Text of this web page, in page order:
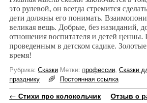
это рулевой, он всегда стремится
дети должны его понимать.
великая вещь. Добрые, без назиданий,
отношения воспитателя и детей ценны.
проведенным в детском садике.
время!
Рубрика: Сказки Метки: профессии, Сказки
празднику
Постоянная ссылка
Навигация по записям
← Стихи про колокольчик
Отзыв о